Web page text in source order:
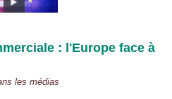
: l'Europe face à
les médias